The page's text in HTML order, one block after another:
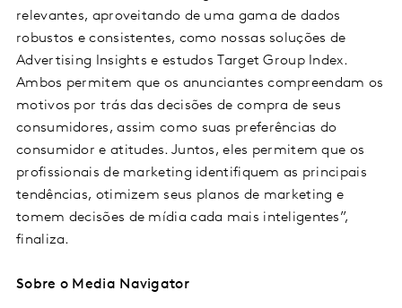
relevantes, aproveitando de uma gama de dados
robustos e consistentes, como nossas soluções de
Advertising Insights e estudos Target Group Index.
Ambos permitem que os anunciantes compreendam os
motivos por trás das decisões de compra de seus
consumidores, assim como suas preferências do
consumidor e atitudes. Juntos, eles permitem que os
profissionais de marketing identifiquem as principais
tendências, otimizem seus planos de marketing e
tomem decisões de mídia cada mais inteligentes”,
finaliza.
Sobre o Media Navigator